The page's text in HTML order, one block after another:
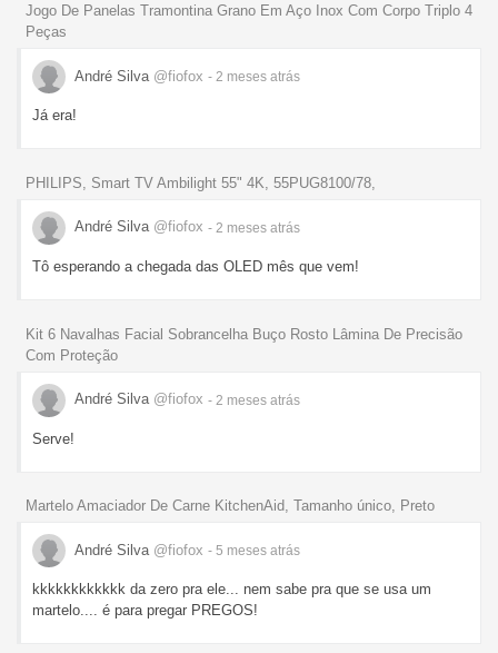
Jogo De Panelas Tramontina Grano Em Aço Inox Com Corpo Triplo 4
Peças
André Silva @fiofox - 2 meses atrás
Já era!
PHILIPS, Smart TV Ambilight 55" 4K, 55PUG8100/78,
André Silva @fiofox - 2 meses atrás
Tô esperando a chegada das OLED mês que vem!
Kit 6 Navalhas Facial Sobrancelha Buço Rosto Lâmina De Precisão
Com Proteção
André Silva @fiofox - 2 meses atrás
Serve!
Martelo Amaciador De Carne KitchenAid, Tamanho único, Preto
André Silva @fiofox - 5 meses atrás
kkkkkkkkkkkk da zero pra ele... nem sabe pra que se usa um
martelo.... é para pregar PREGOS!